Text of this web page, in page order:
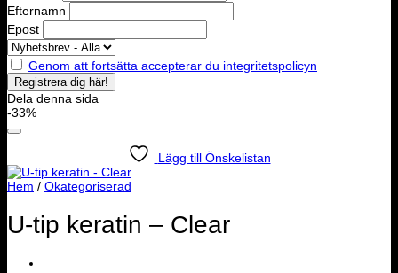
Efternamn
Epost
Genom att fortsätta accepterar du integritetspolicyn
Dela denna sida
-33%
Lägg till Önskelistan
Hem / Okategoriserad
U-tip keratin – Clear